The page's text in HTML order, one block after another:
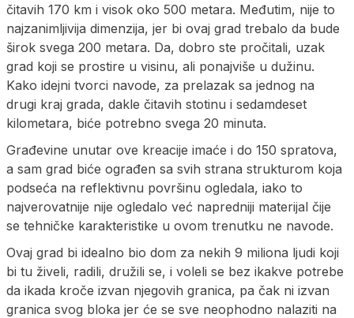
čitavih 170 km i visok oko 500 metara. Međutim, nije to
najzanimljivija dimenzija, jer bi ovaj grad trebalo da bude
širok svega 200 metara. Da, dobro ste pročitali, uzak
grad koji se prostire u visinu, ali ponajviše u dužinu.
Kako idejni tvorci navode, za prelazak sa jednog na
drugi kraj grada, dakle čitavih stotinu i sedamdeset
kilometara, biće potrebno svega 20 minuta.
Građevine unutar ove kreacije imaće i do 150 spratova,
a sam grad biće ograđen sa svih strana strukturom koja
podseća na reflektivnu površinu ogledala, iako to
najverovatnije nije ogledalo već napredniji materijal čije
se tehničke karakteristike u ovom trenutku ne navode.
Ovaj grad bi idealno bio dom za nekih 9 miliona ljudi koji
bi tu živeli, radili, družili se, i voleli se bez ikakve potrebe
da ikada kroče izvan njegovih granica, pa čak ni izvan
granica svog bloka jer će se sve neophodno nalaziti na